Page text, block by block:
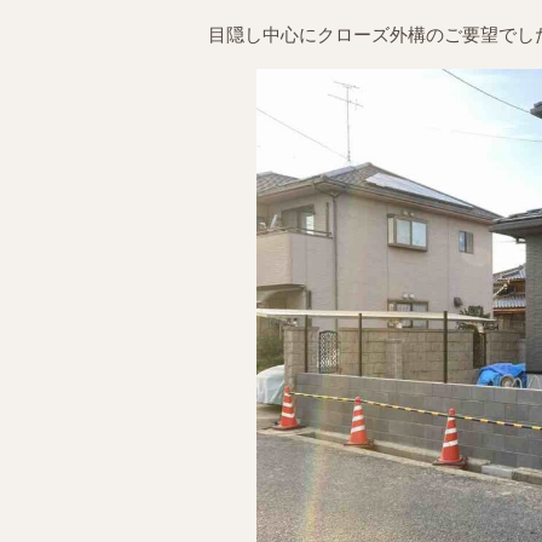
目隠し中心にクローズ外構のご要望でし